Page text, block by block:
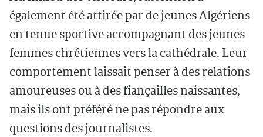
également été attirée par de jeunes Algériens
en tenue sportive accompagnant des jeunes
femmes chrétiennes vers la cathédrale. Leur
comportement laissait penser à des relations
amoureuses ou à des fiançailles naissantes,
mais ils ont préféré ne pas répondre aux
questions des journalistes.